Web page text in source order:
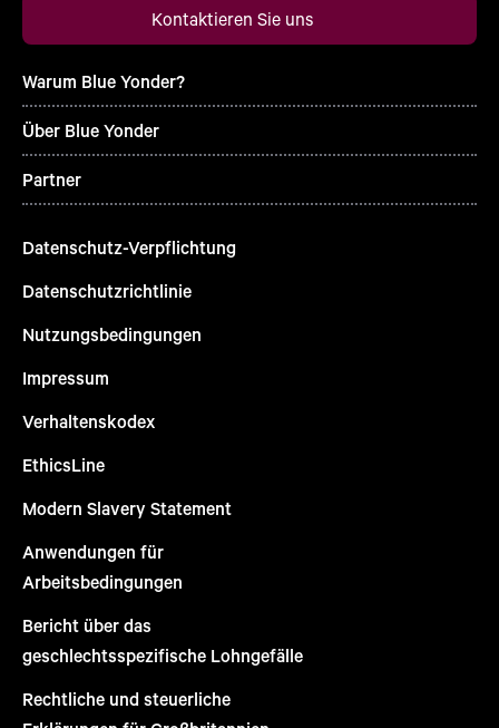
Kontaktieren Sie uns
Warum Blue Yonder?
Über Blue Yonder
Partner
Datenschutz-Verpflichtung
Datenschutzrichtlinie
Nutzungsbedingungen
Impressum
Verhaltenskodex
EthicsLine
Modern Slavery Statement
Anwendungen für
Arbeitsbedingungen
Bericht über das
geschlechtsspezifische Lohngefälle
Rechtliche und steuerliche